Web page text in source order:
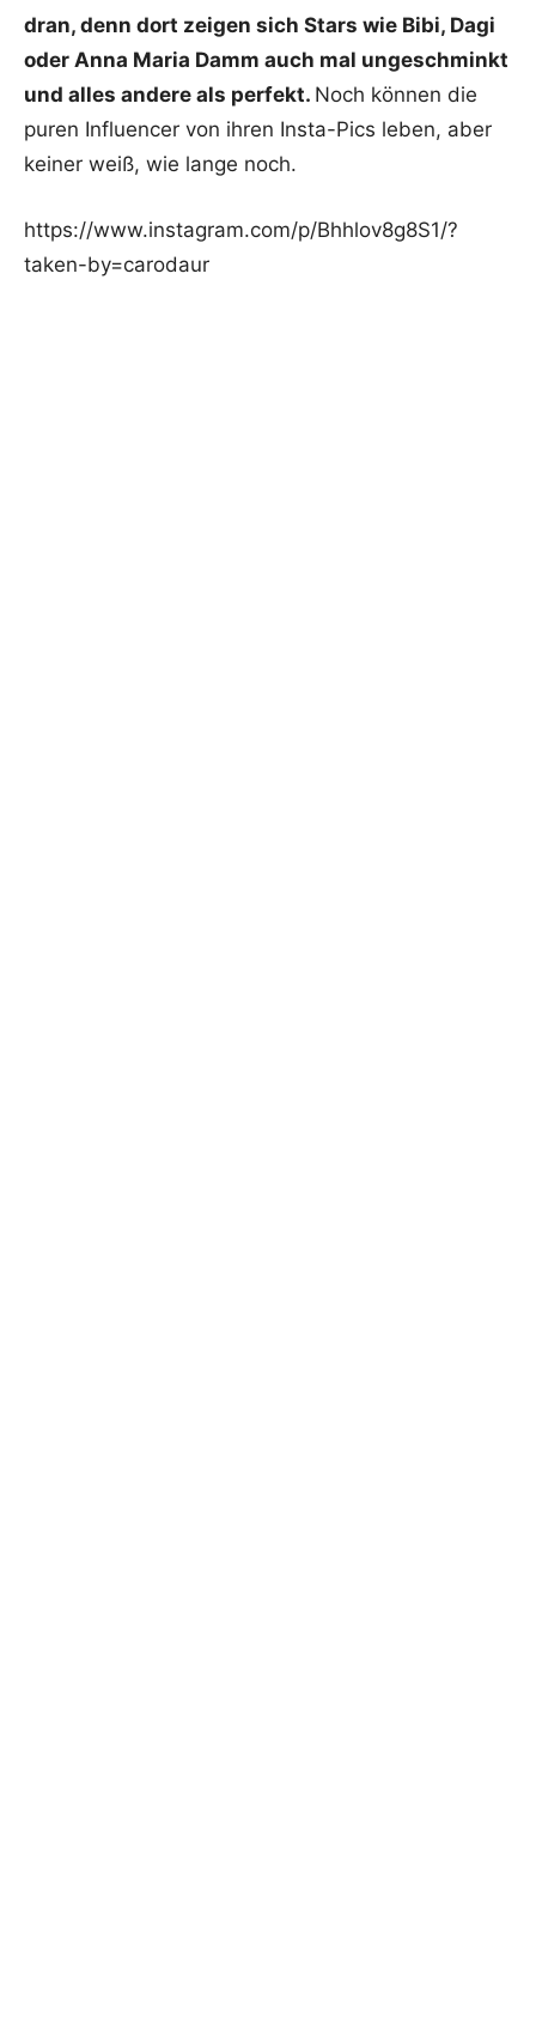
dran, denn dort zeigen sich Stars wie Bibi, Dagi
oder Anna Maria Damm auch mal ungeschminkt
und alles andere als perfekt. Noch können die
puren Influencer von ihren Insta-Pics leben, aber
keiner weiß, wie lange noch.
https://www.instagram.com/p/Bhhlov8g8S1/?
taken-by=carodaur